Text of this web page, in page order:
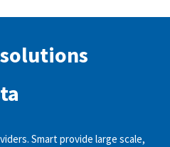
Smart provide large scale,